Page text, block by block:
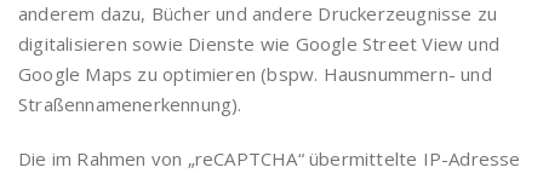
anderem dazu, Bücher und andere Druckerzeugnisse zu
digitalisieren sowie Dienste wie Google Street View und
Google Maps zu optimieren (bspw. Hausnummern- und
Straßennamenerkennung).
Die im Rahmen von „reCAPTCHA“ übermittelte IP-Adresse